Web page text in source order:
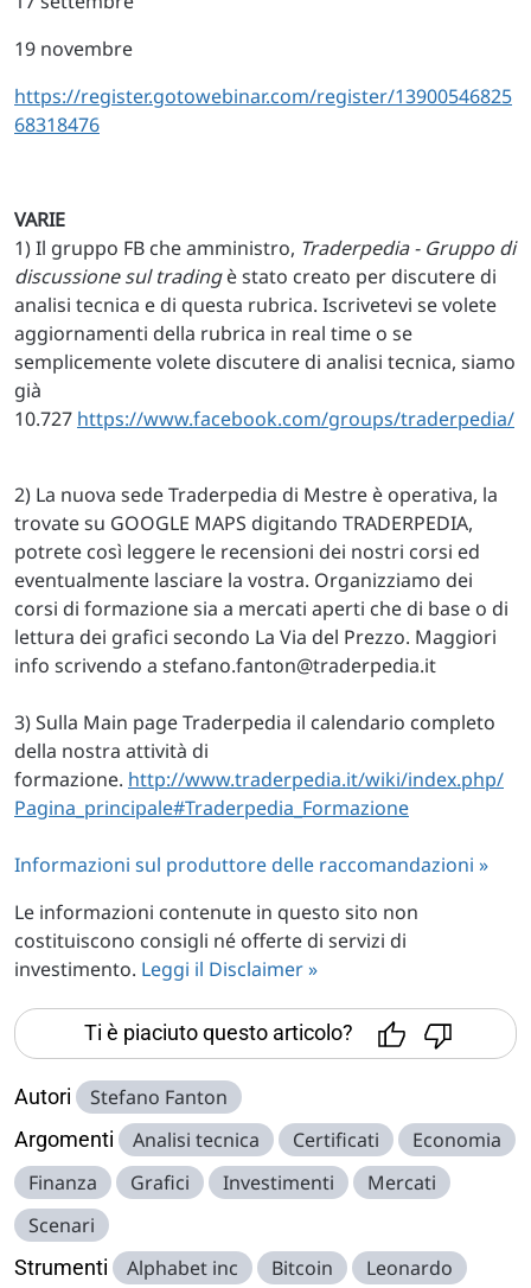
19 novembre
https://register.gotowebinar.com/register/13900546825
68318476
VARIE
1) Il gruppo FB che amministro, Traderpedia - Gruppo di
discussione sul tradingè stato creato per discutere di
analisi tecnica e di questa rubrica. Iscrivetevi se volete
aggiornamenti della rubrica in real time o se
semplicemente volete discutere di analisi tecnica, siamo
già
10.727 https://www.facebook.com/groups/traderpedia/
2) La nuova sede Traderpedia di Mestre è operativa, la
trovate su GOOGLE MAPS digitando TRADERPEDIA,
potrete così leggere le recensioni dei nostri corsi ed
eventualmente lasciare la vostra. Organizziamo dei
corsi di formazione sia a mercati aperti che di base o di
lettura dei grafici secondo La Via del Prezzo. Maggiori
info scrivendo a stefano.fanton@traderpedia.it
3) Sulla Main page Traderpedia il calendario completo
della nostra attività di
formazione. http://www.traderpedia.it/wiki/index.php/
Pagina_principale#Traderpedia_Formazione
Informazioni sul produttore delle raccomandazioni »
Le informazioni contenute in questo sito non
costituiscono consigli né offerte di servizi di
investimento. Leggi il Disclaimer »
Ti è piaciuto questo articolo?
Autori Stefano Fanton
Argomenti Analisi tecnica Certificati
Economia
Finanza
Grafici Investimenti
Mercati
Scenari
Strumenti Alphabet inc Bitcoin
Leonardo